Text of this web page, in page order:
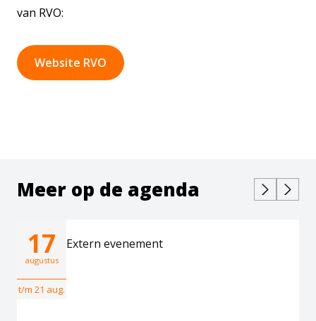
van RVO:
Website RVO
Meer op de agenda
17
augustus
t/m 21 aug.
Extern evenement